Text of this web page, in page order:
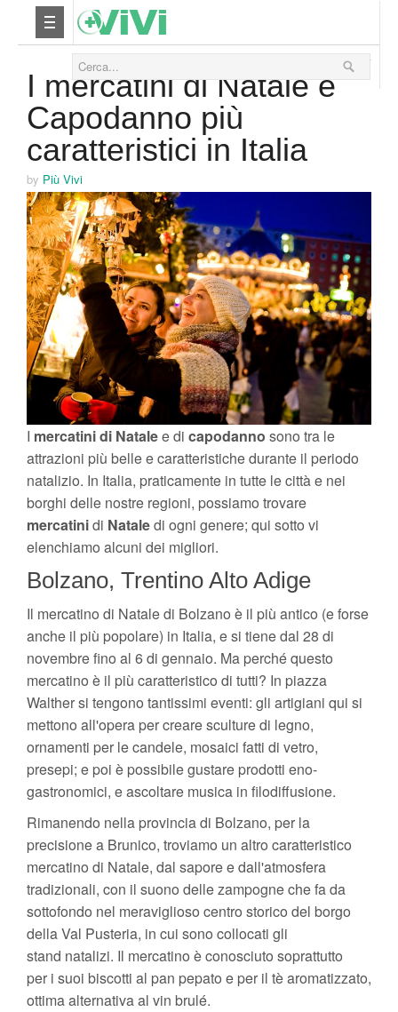
Salute
Fitness
Relax
Viaggi & Vacanze
05 Dicembre 2014
I mercatini di Natale e
Capodanno più
caratteristici in Italia
by Più Vivi
I mercatini di Natalee di capodanno sono tra le
attrazioni più belle e caratteristiche durante il periodo
natalizio. In Italia, praticamente in tutte le città e nei
borghi delle nostre regioni, possiamo trovare
mercatinidi Nataledi ogni genere; qui sotto vi
elenchiamo alcuni dei migliori.
Bolzano, Trentino Alto Adige
Il mercatino di Natale di Bolzano è il più antico (e forse
anche il più popolare) in Italia, e si tiene dal 28 di
novembre fino al 6 di gennaio. Ma perché questo
mercatino è il più caratteristico di tutti? In piazza
Walther si tengono tantissimi eventi: gli artigiani qui si
mettono all'opera per creare sculture di legno,
ornamenti per le candele, mosaici fatti di vetro,
presepi; e poi è possibile gustare prodotti eno-
gastronomici, e ascoltare musica in filodiffusione.
Rimanendo nella provincia di Bolzano, per la
precisione a Brunico, troviamo un altro caratteristico
mercatino di Natale, dal sapore e dall'atmosfera
tradizionali, con il suono delle zampogne che fa da
sottofondo nel meraviglioso centro storico del borgo
della Val Pusteria, in cui sono collocati gli
stand natalizi. Il mercatino è conosciuto soprattutto
per i suoi biscotti al pan pepato e per il tè aromatizzato,
ottima alternativa al vin brulé.